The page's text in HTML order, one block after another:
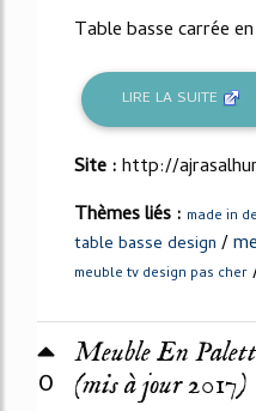
Table basse carrée
LIRE LA SUITE
Site :http://
Thèmes liés : made in
table basse design /
meuble tv design pas cher
0
Meuble En
(mis à jour 2017)